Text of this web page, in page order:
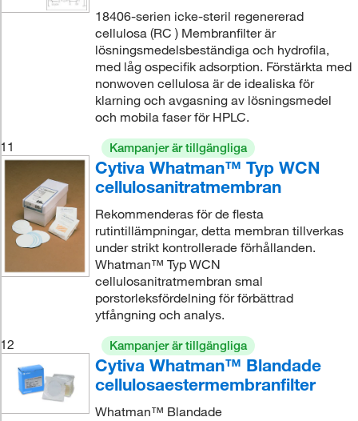
18406-serien icke-steril regenererad
cellulosa (RC ) Membranfilter är
lösningsmedelsbeständiga och hydrofila,
med låg ospecifik adsorption. Förstärkta med
nonwoven cellulosa är de idealiska för
klarning och avgasning av lösningsmedel
och mobila faser för HPLC.
11
Kampanjer är tillgängliga
Cytiva Whatman™ Typ WCN
cellulosanitratmembran
Rekommenderas för de flesta
rutintillämpningar, detta membran tillverkas
under strikt kontrollerade förhållanden.
Whatman™ Typ WCN
cellulosanitratmembran smal
porstorleksfördelning för förbättrad
ytfångning och analys.
12
Kampanjer är tillgängliga
Cytiva Whatman™ Blandade
cellulosaestermembranfilter
Whatman™ Blandade